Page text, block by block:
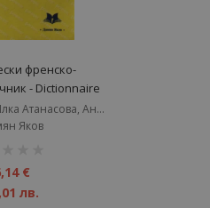
френско-
- Dictionnaire
Bulgare et plusСъставители - Илка Атанасова, Анка Бойчева, Виргиния Тошева-Пейчева, Хачик Хачикян. Под редакцията на Хачик Хачикян.
Яков
€
лв.